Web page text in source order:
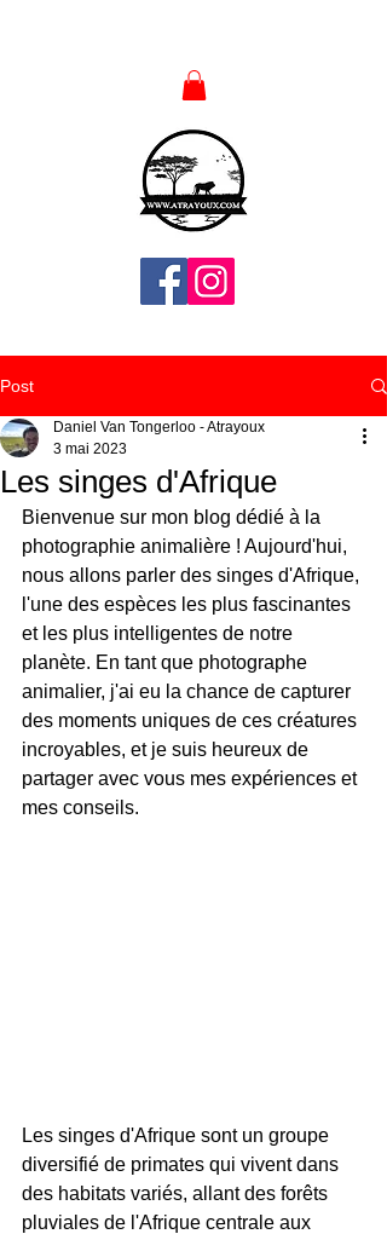
Post
Les singes d'Afrique
Daniel Van Tongerloo - Atrayoux
3 mai 2023
Bienvenue sur mon blog dédié à la
photographie animalière ! Aujourd'hui,
nous allons parler des singes d'Afrique,
l'une des espèces les plus fascinantes
et les plus intelligentes de notre
planète. En tant que photographe
animalier, j'ai eu la chance de capturer
des moments uniques de ces créatures
incroyables, et je suis heureux de
partager avec vous mes expériences et
mes conseils.
Les singes d'Afrique sont un groupe
diversifié de primates qui vivent dans
des habitats variés, allant des forêts
pluviales de l'Afrique centrale aux